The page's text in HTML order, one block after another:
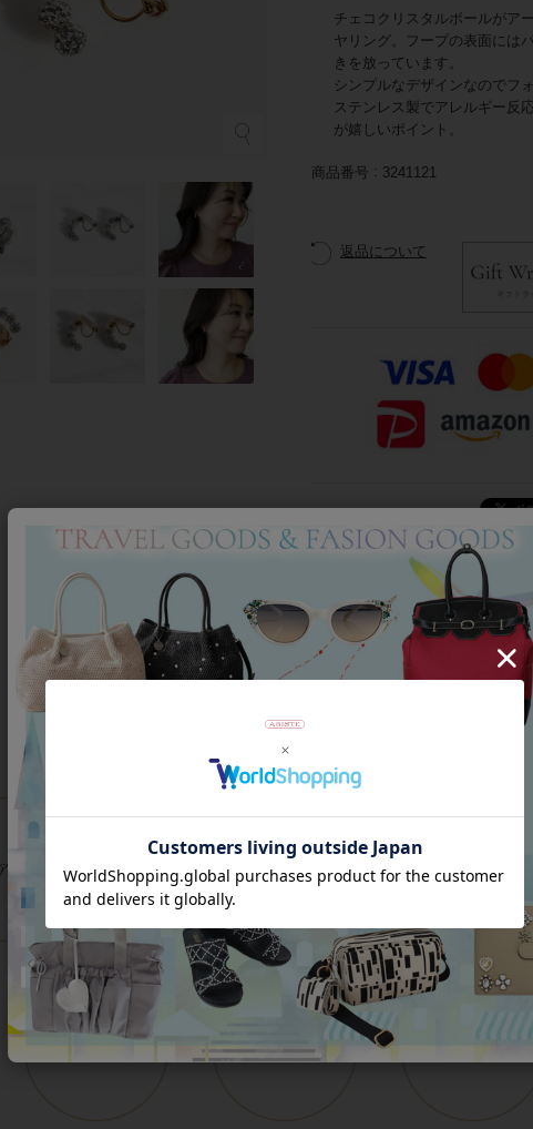
チェコクリスタルボールがア
ヤリング。フープの表面には
きを放っています。
シンプルなデザインなのでフ
ステンレス製でアレルギー反
が嬉しいポイント。
商品番号 3241121
返品について
Category
アイテムカテゴリー